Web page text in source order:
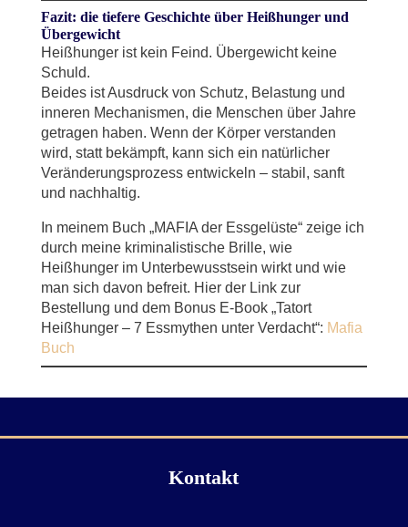
Fazit: die tiefere Geschichte über Heißhunger und
Übergewicht
Heißhunger ist kein Feind. Übergewicht keine
Schuld.
Beides ist Ausdruck von Schutz, Belastung und
inneren Mechanismen, die Menschen über Jahre
getragen haben. Wenn der Körper verstanden
wird, statt bekämpft, kann sich ein natürlicher
Veränderungsprozess entwickeln – stabil, sanft
und nachhaltig.
In meinem Buch „MAFIA der Essgelüste“ zeige ich
durch meine kriminalistische Brille, wie
Heißhunger im Unterbewusstsein wirkt und wie
man sich davon befreit. Hier der Link zur
Bestellung und dem Bonus E-Book „Tatort
Heißhunger – 7 Essmythen unter Verdacht“: Mafia
Buch
Kontakt